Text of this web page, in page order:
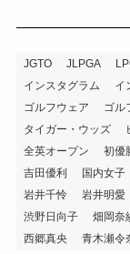
JGTO JLPGA
インスタグラム
イ
ゴルフウェア
ゴル
タイガー・ウッズ
全英オープン
初優
吉田優利
国内女子
岩井千怜
岩井明愛
渋野日向子
畑岡奈
西郷真央
青木瀬令